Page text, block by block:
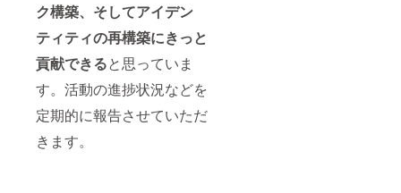
ク構築、そしてアイデン
ティティの再構築にきっと
貢献できると思っていま
す。活動の進捗状況などを
定期的に報告させていただ
きます。